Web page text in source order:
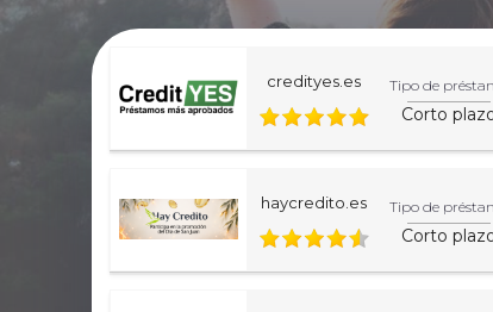
credityes.es Tipo de
Corto
haycredito.es Tipo de
Corto